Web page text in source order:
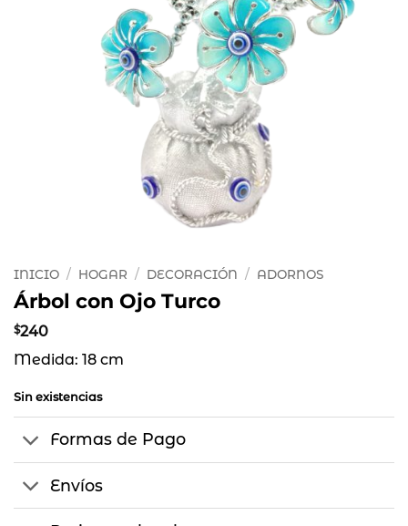
INICIO / HOGAR / DECORACIÓN / ADORNOS
Árbol con Ojo Turco
$240
Medida: 18 cm
Sin existencias
Formas de Pago
Envíos